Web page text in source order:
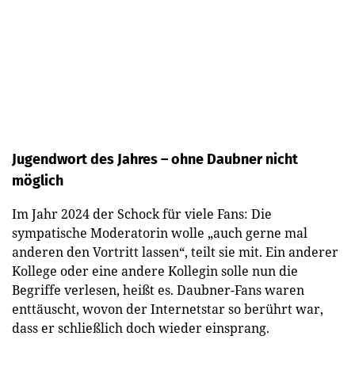
Jugendwort des Jahres – ohne Daubner nicht
möglich
Im Jahr 2024 der Schock für viele Fans: Die
sympatische Moderatorin wolle „auch gerne mal
anderen den Vortritt lassen“, teilt sie mit. Ein anderer
Kollege oder eine andere Kollegin solle nun die
Begriffe verlesen, heißt es. Daubner-Fans waren
enttäuscht, wovon der Internetstar so berührt war,
dass er schließlich doch wieder einsprang.